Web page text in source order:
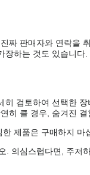
짜 판매자와 연락을
하는 것도 있습니
검토하여 선택한
히 클 경우, 숨겨진
제품은 구매하지 마
. 의심스럽다면, 주